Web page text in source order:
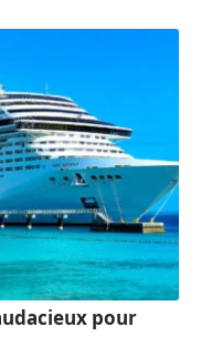
pour